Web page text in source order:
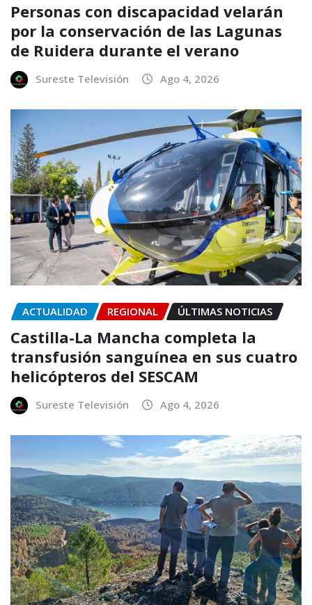
Personas con discapacidad velarán
por la conservación de las Lagunas
de Ruidera durante el verano
Sureste Televisión Ago 4, 2026
ACTUALIDAD REGIONAL ÚLTIMAS NOTICIAS
Castilla-La Mancha completa la
transfusión sanguínea en sus cuatro
helicópteros del SESCAM
Sureste Televisión Ago 4, 2026